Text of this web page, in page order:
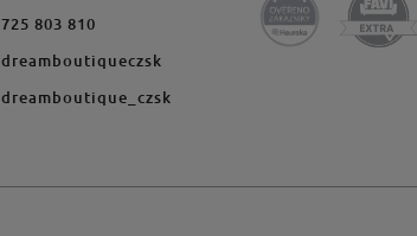
725 803 810
dreamboutiqueczsk
dreamboutique_czsk